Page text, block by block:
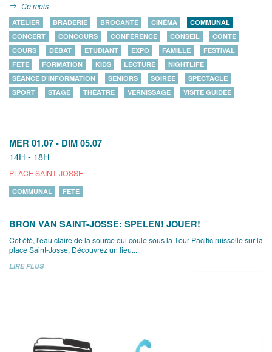
Ce mois
ATELIER BRADERIE BROCANTE CINÉMA
COMMUNAL
CONCERT
CONCOURS CONFÉRENCE CONSEIL
CONTE
COURS
DÉBAT ETUDIANT EXPO FAMILLE
FESTIVAL
FÊTE
FORMATION KIDS LECTURE
NIGHTLIFE
SÉANCE D'INFORMATION
SENIORS SOIRÉE
SPECTACLE
SPORT
STAGE THÉÂTRE VERNISSAGE VISITE GUIDÉE
MER 01.07 - DIM 05.07
14H - 18H
PLACE SAINT-JOSSE
COMMUNAL FÊTE
BRON VAN SAINT-JOSSE: SPELEN! JOUER!
Cet été, l'eau claire de la source qui coule sous la Tour Pacific ruisselle sur la
place Saint-Josse. Découvrez un lieu...
LIRE PLUS